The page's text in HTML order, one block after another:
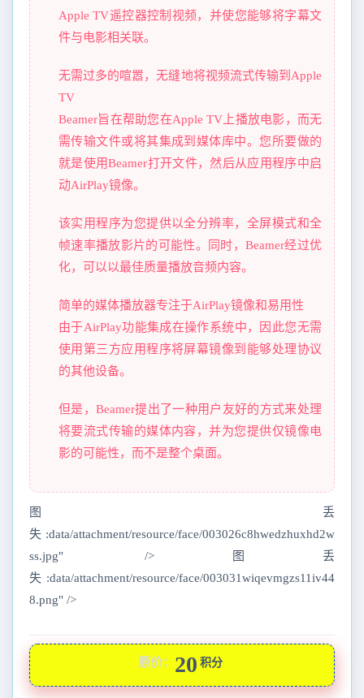
Apple TV遥控器控制视频，并使您能够将字幕文
件与电影相关联。
无需过多的喧嚣，无缝地将视频流式传输到Apple
TV
Beamer旨在帮助您在Apple TV上播放电影，而无
需传输文件或将其集成到媒体库中。您所要做的
就是使用Beamer打开文件，然后从应用程序中启
动AirPlay镜像。
该实用程序为您提供以全分辨率，全屏模式和全
帧速率播放影片的可能性。同时，Beamer经过优
化，可以以最佳质量播放音频内容。
简单的媒体播放器专注于AirPlay镜像和易用性
由于AirPlay功能集成在操作系统中，因此您无需
使用第三方应用程序将屏幕镜像到能够处理协议
的其他设备。
但是，Beamer提出了一种用户友好的方式来处理
将要流式传输的媒体内容，并为您提供仅镜像电
影的可能性，而不是整个桌面。
图丢
失:data/attachment/resource/face/003026c8hwedzhuxhd2w
ss.jpg" />图丢
失:data/attachment/resource/face/003031wiqevmgzs11iv44
8.png" />
原价： 20 积分